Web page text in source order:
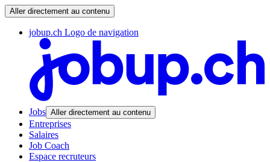
Aller directement au contenu
jobup.ch Logo de navigation
Jobs Aller directement au contenu
Entreprises
Salaires
Job Coach
Espace recruteurs